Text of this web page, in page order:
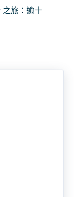
旅：逾十